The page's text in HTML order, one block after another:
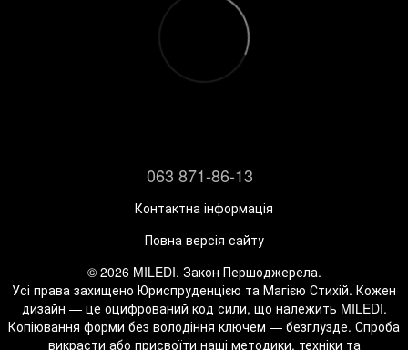
063 871-86-13
Контактна інформація
Повна версія сайту
© 2026 MILEDI. Закон Першоджерела.
Усі права захищено Юриспруденцією та Магією Стихій. Кожен
дизайн — це оцифрований код сили, що належить MILEDI.
Копіювання форми без володіння ключем — безглузде. Спроба
викрасти або присвоїти наші методики, техніки та